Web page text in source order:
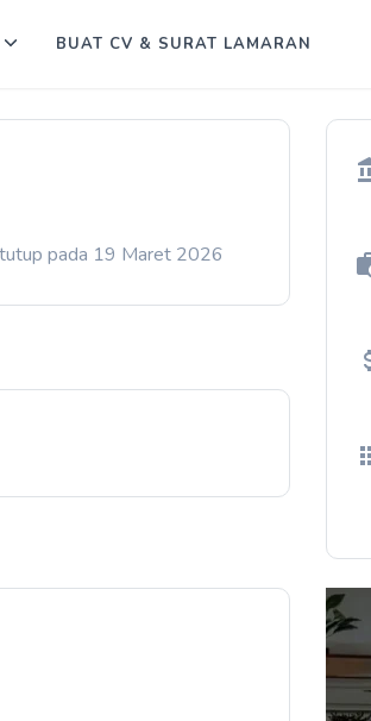
BUAT CV & SURAT LAMARAN
pada 19 Maret 2026